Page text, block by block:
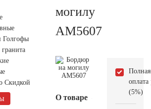
Голгофы
Скидкой
могилу
AM5607
О товаре
Полная
оплата
(5%)